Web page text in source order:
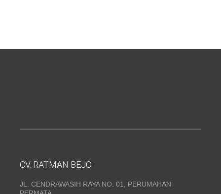
CV. RATMAN BEJO
JL. CENDRAWASIH RAYA NO. 01, PERUMAHAN